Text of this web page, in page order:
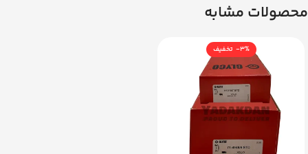
محصولات مشابه
-3%